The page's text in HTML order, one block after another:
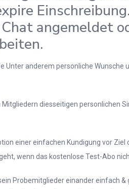
angemeldet
Unter anderem personliche
diesseitigen personlichen
einer einfachen Kundigung vor
wenn das kostenlose Test-Abo
Probemitglieder einander einfach